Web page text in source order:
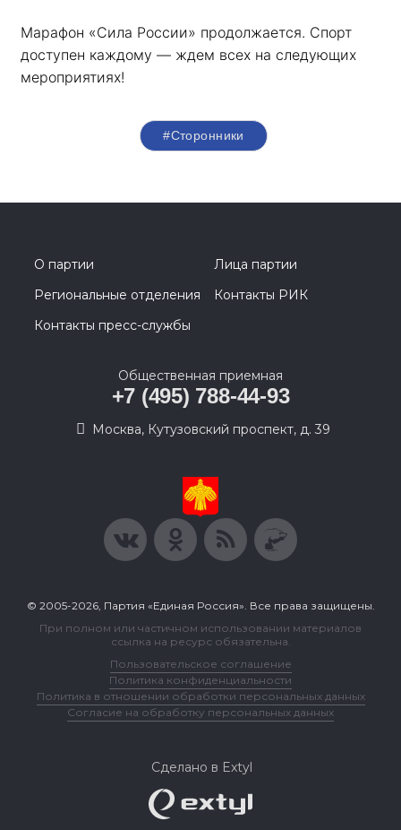
Марафон «Сила России» продолжается. Спорт
доступен каждому — ждем всех на следующих
мероприятиях!
#Сторонники
О партии
Лица партии
Региональные отделения
Контакты РИК
Контакты пресс-службы
Общественная приемная
+7 (495) 788-44-93
Москва, Кутузовский проспект, д. 39
© 2005-2026, Партия «Единая Россия». Все права защищены.
При полном или частичном использовании материалов
ссылка на ресурс обязательна.
Пользовательское соглашение
Политика конфиденциальности
Политика в отношении обработки персональных данных
Согласие на обработку персональных данных
Сделано в Extyl